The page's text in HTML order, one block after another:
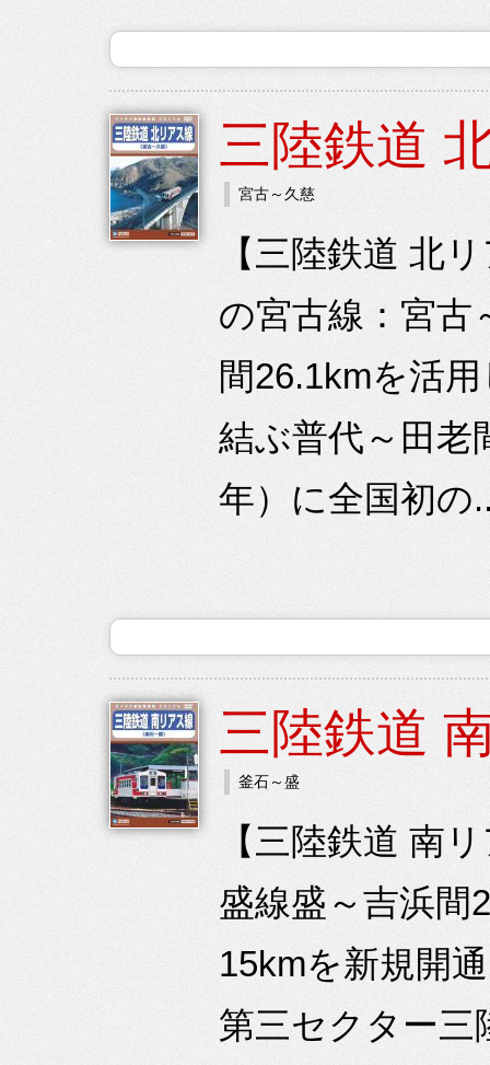
三陸鉄道
宮古～久慈
【三陸鉄道 北
の宮古線：宮古
間26.1kmを活
結ぶ普代～田老
年）に全国初の
三陸鉄道
釜石～盛
【三陸鉄道 南
盛線盛～吉浜間
15kmを新規開
第三セクター三